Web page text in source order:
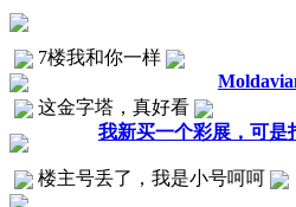
7楼我和你一样
这金字塔，真好看
我新买一个彩展，可是
楼主号丢了，我是小号呵呵